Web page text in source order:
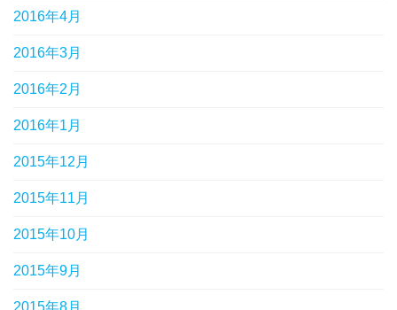
2016年4月
2016年3月
2016年2月
2016年1月
2015年12月
2015年11月
2015年10月
2015年9月
2015年8月